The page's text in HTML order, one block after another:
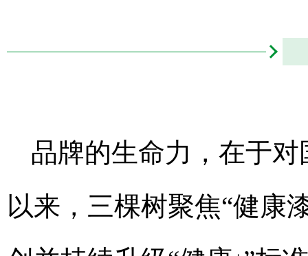
品牌的生命力，在于
以来，三棵树聚焦“健康